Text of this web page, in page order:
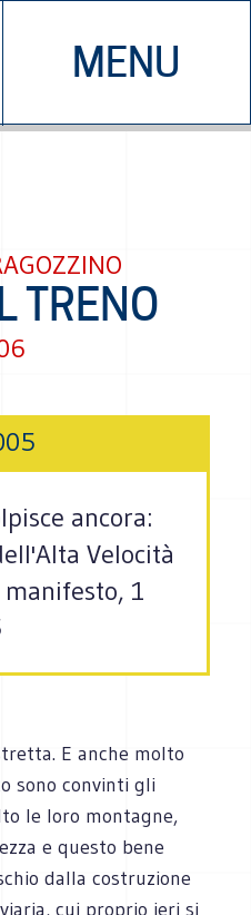
MENU
CHI SIAMO
TRENO
ancora:
Velocità
manifesto, 1
E anche molto
sono convinti gli
le loro montagne,
e questo bene
dalla costruzione
cui proprio ieri si